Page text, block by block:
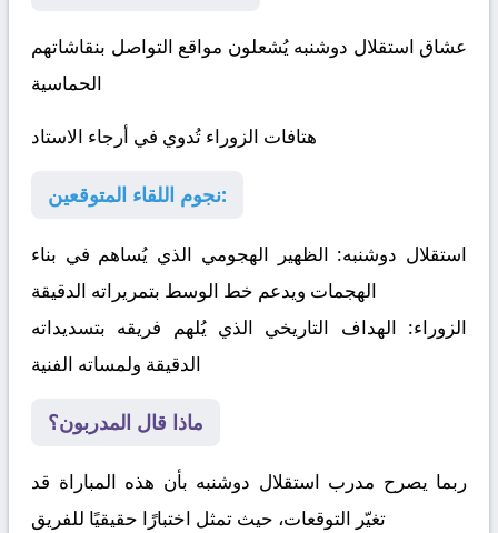
عشاق استقلال دوشنبه يُشعلون مواقع التواصل بنقاشاتهم
الحماسية
هتافات الزوراء تُدوي في أرجاء الاستاد
نجوم اللقاء المتوقعين:
استقلال دوشنبه: الظهير الهجومي الذي يُساهم في بناء
الهجمات ويدعم خط الوسط بتمريراته الدقيقة
الزوراء: الهداف التاريخي الذي يُلهم فريقه بتسديداته
الدقيقة ولمساته الفنية
ماذا قال المدربون؟
ربما يصرح مدرب استقلال دوشنبه بأن هذه المباراة قد
تغيّر التوقعات، حيث تمثل اختبارًا حقيقيًا للفريق